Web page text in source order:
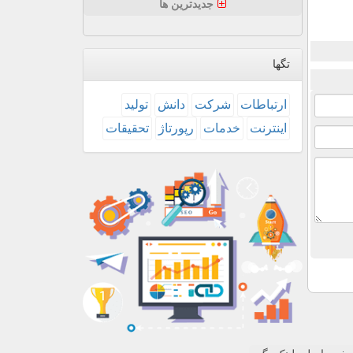
جدیدترین ها
تگها
ارتباطات شركت دانش
تولید
اینترنت
خدمات رپورتاژ تحقیقات